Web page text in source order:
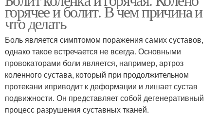
горячее и болит. В чем причина и
что делать
Боль является симптомом поражения самих суставов,
однако такое встречается не всегда. Основными
провокаторами боли является, например, артроз
коленного сустава, который при продолжительном
протекани иприводит к деформации и лишает сустав
подвижности. Он представляет собой дегенеративный
процесс разрушения суставных тканей.